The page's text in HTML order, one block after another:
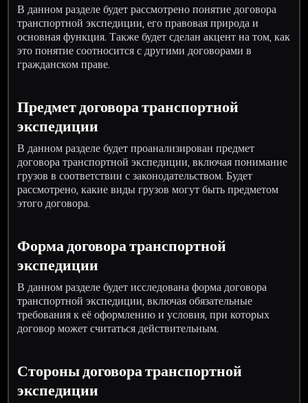
В данном разделе будет рассмотрено понятие договора
транспортной экспедиции, его правовая природа и
основная функция. Также будет сделан акцент на том, как
это понятие соотносится с другими договорами в
гражданском праве.
Предмет договора транспортной
экспедиции
В данном разделе будет проанализирован предмет
договора транспортной экспедиции, включая понимание
грузов в соответствии с законодательством. Будет
рассмотрено, какие виды грузов могут быть предметом
этого договора.
Форма договора транспортной
экспедиции
В данном разделе будет исследована форма договора
транспортной экспедиции, включая обязательные
требования к её оформлению и условия, при которых
договор может считаться действительным.
Стороны договора транспортной
экспедиции